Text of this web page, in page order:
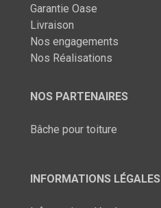
Garantie Oase
Livraison
Nos engagements
Nos Réalisations
NOS PARTENAIRES
Bâche pour toiture
INFORMATIONS LÉGALES